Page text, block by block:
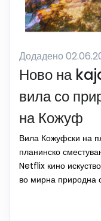
Додадено
Ново на
вила со
на Кожуф
Вила Кожуфски на
планинско
Netflix кино
во мирна природна